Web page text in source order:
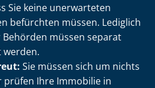
Sie keine unerwarteten
befürchten müssen. Lediglich
müssen separat
werden.
Sie müssen sich um nichts
prüfen Ihre Immobilie in